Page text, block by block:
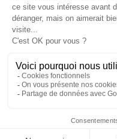
© 2026 - Côté
Menu Pied de page
Mentions Légales
Politique de